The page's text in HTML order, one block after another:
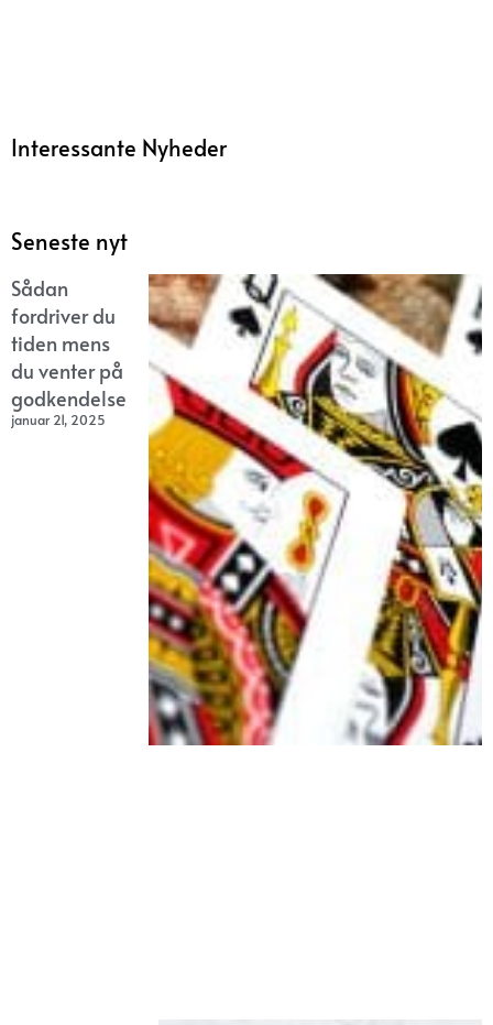
Interessante Nyheder
Seneste nyt
Sådan
fordriver du
tiden mens
du venter på
godkendelse
januar 21, 2025